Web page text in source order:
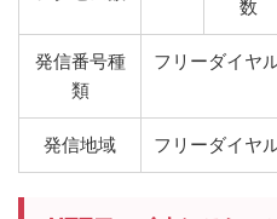
数
発信番号種
類
フリーダイヤ
発信地域 フリーダイヤ